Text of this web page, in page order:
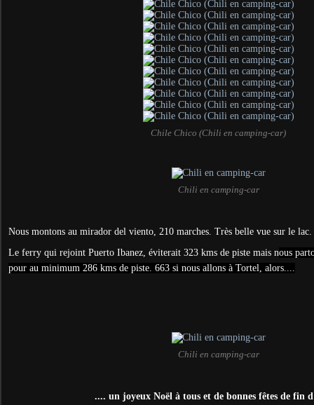
Chile Chico (Chili en camping-car)
Chili en camping-car
Nous montons au mirador del viento, 210 marches. Très belle vue sur le lac.
Le ferry qui rejoint Puerto Ibanez, éviterait 323 kms de piste mais nous
pour au minimum 286 kms de piste. 663 si nous allons à Tortel, alors....
Chili en camping-car
.... un joyeux Noël à tous et de bonnes fêtes de fin